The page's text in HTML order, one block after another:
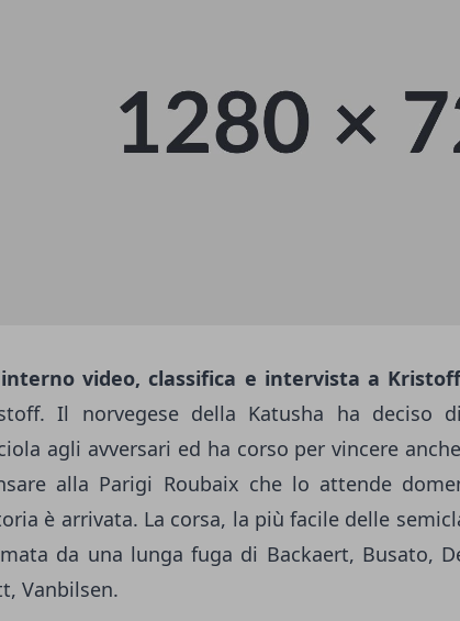
video, classifica e intervista a
Il norvegese della Katusha ha deciso
agli avversari ed ha corso per vincere
alla Parigi Roubaix che lo attende
è arrivata. La corsa, la più facile delle
da una lunga fuga di Backaert, Busato,
Vanbilsen.